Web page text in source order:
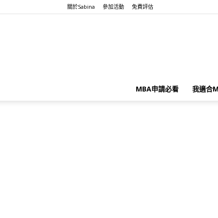
關於Sabina 參加活動 免費評估
MBA申請必看 我適合